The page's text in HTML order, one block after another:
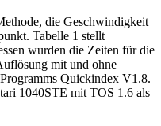
die Geschwindigkeit
Tabelle 1 stellt
wurden die Zeiten für die
mit und ohne
Quickindex V1.8.
1040STE mit TOS 1.6 als